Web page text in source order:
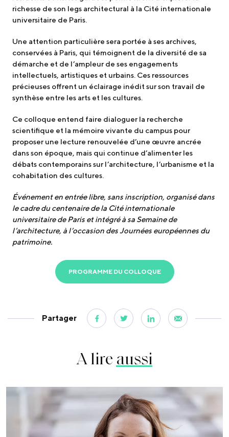
richesse de son legs architectural à la Cité internationale
universitaire de Paris.
Une attention particulière sera portée à ses archives,
conservées à Paris, qui témoignent de la diversité de sa
démarche et de l’ampleur de ses engagements
intellectuels, artistiques et urbains. Ces ressources
précieuses offrent un éclairage inédit sur son travail de
synthèse entre les arts et les cultures.
Ce colloque entend faire dialoguer la recherche
scientifique et la mémoire vivante du campus pour
proposer une lecture renouvelée d’une œuvre ancrée
dans son époque, mais qui continue d’alimenter les
débats contemporains sur l’architecture, l’urbanisme et la
cohabitation des cultures.
Événement en entrée libre, sans inscription, organisé dans
le cadre du centenaire de la Cité internationale
universitaire de Paris et intégré à sa Semaine de
l’architecture, à l’occasion des Journées européennes du
patrimoine.
PROGRAMME DU COLLOQUE
Partager
A lire aussi